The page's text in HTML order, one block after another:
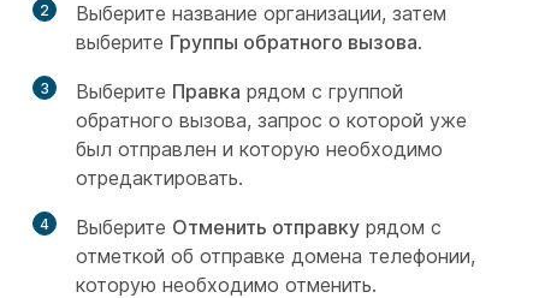
2
Выберите название организации, затем
выберите Группы обратного вызова.
3 Выберите Правка рядом с группой
обратного вызова, запрос о которой уже
был отправлен и которую необходимо
отредактировать.
4 Выберите Отменить отправку рядом с
отметкой об отправке домена телефонии,
которую необходимо отменить.